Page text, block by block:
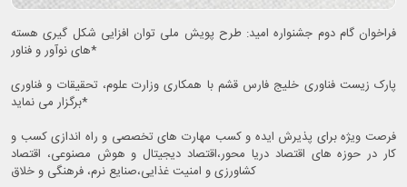
فراخوان گام دوم جشنواره امید: طرح پویش ملی توان افزایی شکل گیری هسته
های نوآور و فناور*
پارک زیست فناوری خلیج فارس قشم با همکاری وزارت علوم، تحقیقات و فناوری
برگزار می نماید*
فرصت ویژه برای پذیرش ایده و کسب مهارت های تخصصی و راه اندازی کسب و
کار در حوزه های اقتصاد دریا محور،اقتصاد دیجیتال و هوش مصنوعی، اقتصاد
کشاورزی و امنیت غذایی،صنایع نرم، فرهنگی و خلاق